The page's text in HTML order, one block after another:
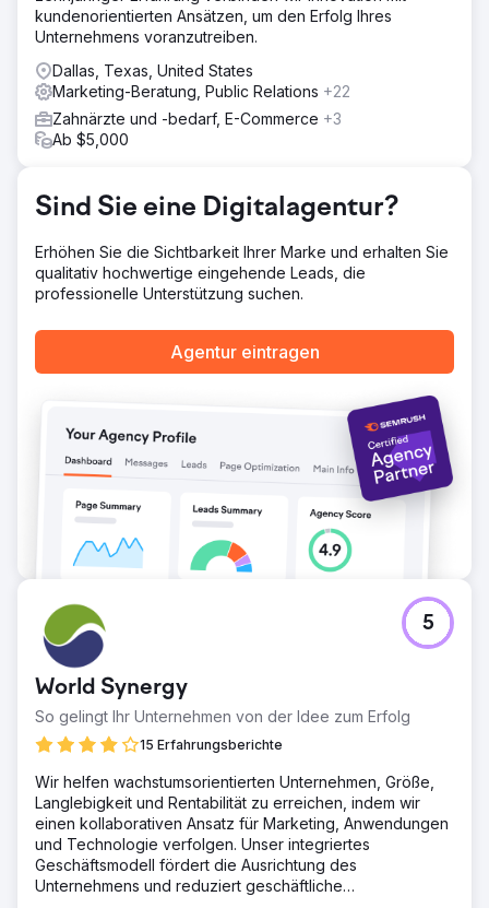
Dental eine Reihe von Testkampagnen, die CTV in seinen
Medienmix integrierten. Die Kampagnen untersuchten die
Rolle von CTV als First-Touch-Kanal und seinen Einfluss
auf die Conversions. Die Performance wurde über fünf
Monate mit traditionellen Such- und Social-Media-
Strategien verglichen.
Reduzierung um 78 %. Kampagnen mit CTV als erstem
Eindruck erzielten einen CPA von 42 $, und 40 % aller
zurückzuführen. CTV erzielte zudem einen um 38 %
niedrigeren CPA als vergleichbare Suchanzeigen, was
den Wert dieser Kampagnen im Funnel bestätigt.
Zur Agenturseite
kundenorientierten Ansätzen, um den Erfolg Ihres
Unternehmens voranzutreiben.
Dallas, Texas, United States
Marketing-Beratung, Public Relations +22
Zahnärzte und -bedarf, E-Commerce +3
Ab $5,000
Sind Sie eine Digitalagentur?
Erhöhen Sie die Sichtbarkeit Ihrer Marke und erhalten Sie
qualitativ hochwertige eingehende Leads, die
professionelle Unterstützung suchen.
Agentur eintragen
World Synergy
So gelingt Ihr Unternehmen von der Idee zum Erfolg
15 Erfahrungsberichte
5
Wir helfen wachstumsorientierten Unternehmen, Größe,
Langlebigkeit und Rentabilität zu erreichen, indem wir
einen kollaborativen Ansatz für Marketing, Anwendungen
und Technologie verfolgen. Unser integriertes
Geschäftsmodell fördert die Ausrichtung des
Unternehmens und reduziert geschäftliche